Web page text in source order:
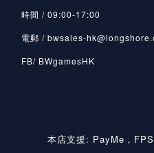
時間 / 09:00-17:00
電郵 / bwsales-
FB/ BWgamesHK
本店支援: PayMe，